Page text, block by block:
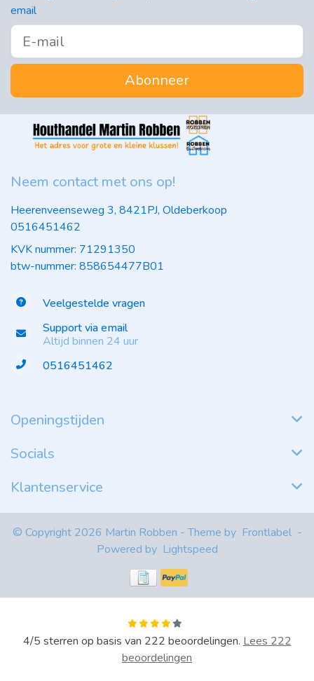
email
Abonneer
Neem contact met ons op!
Heerenveenseweg 3, 8421PJ, Oldeberkoop
0516451462
KVK nummer: 71291350
btw-nummer: 858654477B01
Veelgestelde vragen
Support via email
Altijd binnen 24 uur
0516451462
Openingstijden
Socials
Klantenservice
© Copyright 2026 Martin Robben - Theme by Frontlabel -
Powered by Lightspeed
4/5 sterren op basis van 222 beoordelingen. Lees 222
beoordelingen